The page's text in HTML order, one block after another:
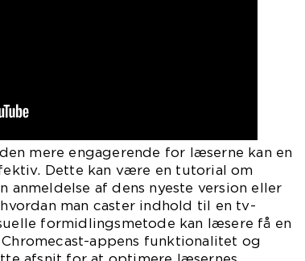
mere engagerende for læserne kan en
Dette kan være en tutorial om
anmeldelse af dens nyeste version eller
man caster indhold til en tv-
formidlingsmetode kan læsere få en
appens funktionalitet og